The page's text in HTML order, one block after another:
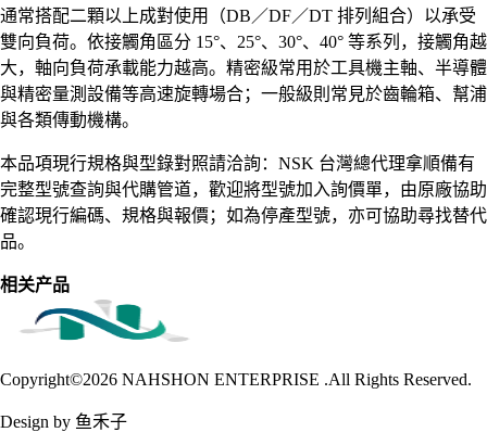
通常搭配二顆以上成對使用（DB／DF／DT 排列組合）以承受
雙向負荷。依接觸角區分 15°、25°、30°、40° 等系列，接觸角越
大，軸向負荷承載能力越高。精密級常用於工具機主軸、半導體
與精密量測設備等高速旋轉場合；一般級則常見於齒輪箱、幫浦
與各類傳動機構。
本品項現行規格與型錄對照請洽詢：NSK 台灣總代理拿順備有
完整型號查詢與代購管道，歡迎將型號加入詢價單，由原廠協助
確認現行編碼、規格與報價；如為停產型號，亦可協助尋找替代
品。
相关产品
Copyright©2026 NAHSHON ENTERPRISE .All Rights Reserved.
Design by 鱼禾子